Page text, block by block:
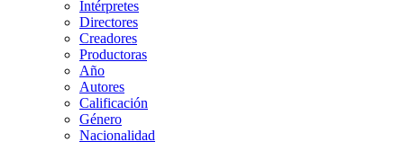
Intérpretes
Directores
Creadores
Productoras
Año
Autores
Calificación
Género
Nacionalidad